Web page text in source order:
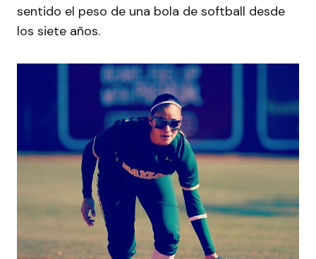
sentido el peso de una bola de softball desde
los siete años.